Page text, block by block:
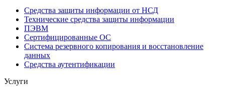
Средства защиты информации от НСД
Технические средства защиты информации
ПЭВМ
Сертифицированные ОС
Система резервного копирования и восстановление
данных
Средства аутентификации
Услуги